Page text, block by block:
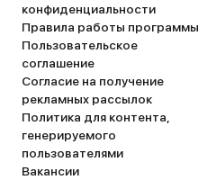
конфиденциальности
Правила работы программы
Пользовательское
соглашение
Согласие на получение
рекламных рассылок
Политика для контента,
генерируемого
пользователями
Вакансии